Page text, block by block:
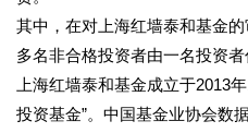
其中，在对上海红墙泰和基金
多名非合格投资者由一名投资者
上海红墙泰和基金成立于2013
投资基金”。中国基金业协会数